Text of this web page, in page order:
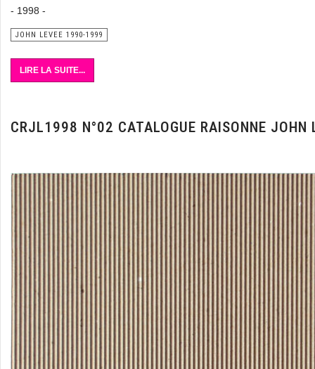
- 1998 -
JOHN LEVEE 1990-1999
LIRE LA SUITE...
CRJL1998 N°02 CATALOGUE RAISONNE JOHN